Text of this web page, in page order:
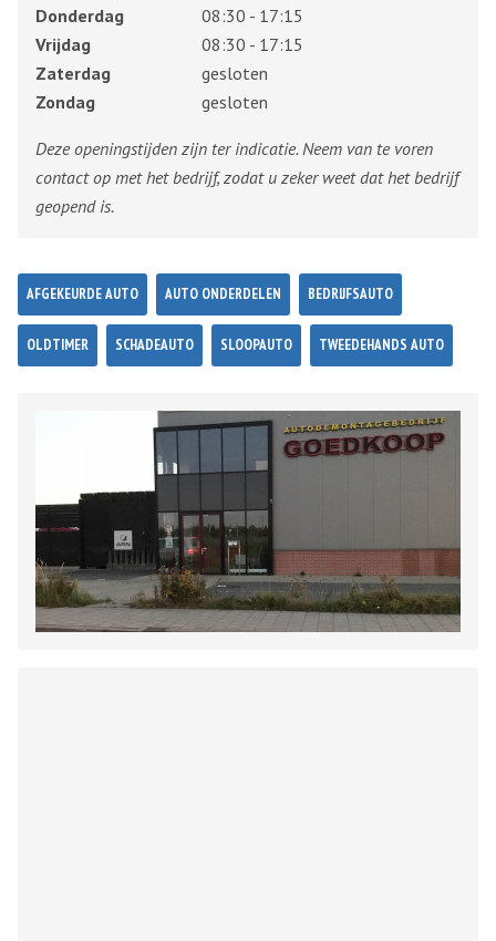
Donderdag
08:30 - 17:15
Vrijdag
08:30 - 17:15
Zaterdag
gesloten
Zondag
gesloten
Deze openingstijden zijn ter indicatie. Neem van te voren
contact op met het bedrijf, zodat u zeker weet dat het bedrijf
geopend is.
AFGEKEURDE AUTO AUTO ONDERDELEN BEDRIJFSAUTO
OLDTIMER SCHADEAUTO SLOOPAUTO TWEEDEHANDS AUTO